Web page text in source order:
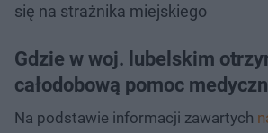
się na strażnika miejskiego
Gdzie w woj. lubelskim
całodobową pomoc
Na podstawie informacji zawartych